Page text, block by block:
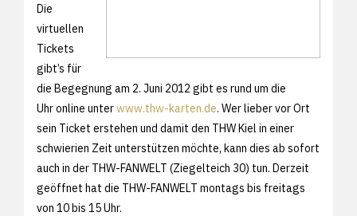
Die
virtuellen
Tickets
gibt’s für
die Begegnung am 2. Juni 2012 gibt es rund um die
Uhr online unterwww.thw-karten.de. Wer lieber vor Ort
sein Ticket erstehen und damit den THW Kiel in einer
schwierien Zeit unterstützen möchte, kann dies ab sofort
auch in der THW-FANWELT (Ziegelteich 30) tun. Derzeit
geöffnet hat die THW-FANWELT montags bis freitags
von 10 bis 15 Uhr.